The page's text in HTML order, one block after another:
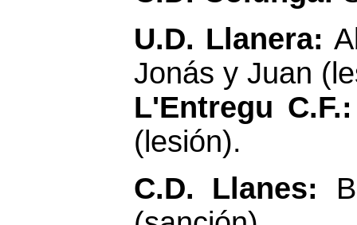
U.D. Llanera:
Jonás y Juan
L'Entregu
(lesión).
C.D. Llanes: